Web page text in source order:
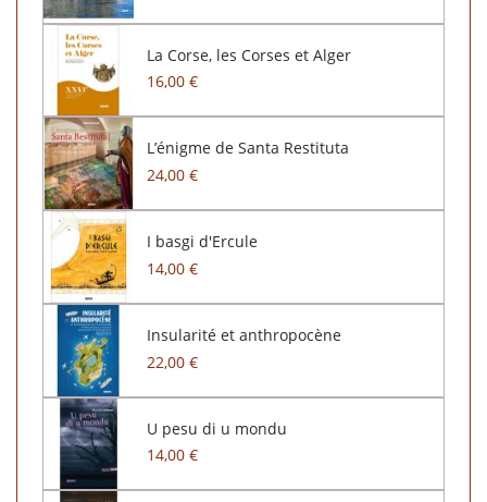
La Corse, les Corses et Alger
16,00 €
L’énigme de Santa Restituta
24,00 €
I basgi d'Ercule
14,00 €
Insularité et anthropocène
22,00 €
U pesu di u mondu
14,00 €